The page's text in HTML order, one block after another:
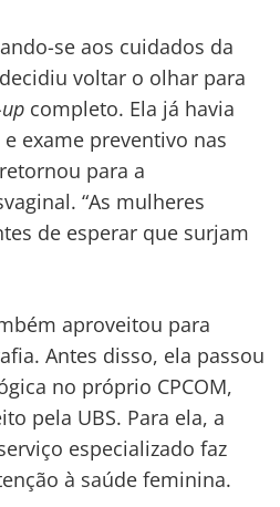
se aos cuidados da
voltar o olhar para
completo. Ela já havia
exame preventivo nas
para a
“As mulheres
de esperar que surjam
aproveitou para
Antes disso, ela passou
no próprio CPCOM,
pela UBS. Para ela, a
especializado faz
à saúde feminina.